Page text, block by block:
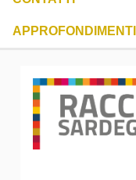
APPROFONDIMENTI